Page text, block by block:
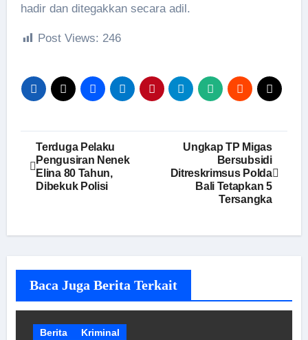
hadir dan ditegakkan secara adil.
Post Views: 246
Navigasi
pos
Terduga Pelaku
Pengusiran Nenek
Elina 80 Tahun,
Dibekuk Polisi
Ungkap TP Migas
Bersubsidi
Ditreskrimsus Polda
Bali Tetapkan 5
Tersangka
Baca Juga Berita Terkait
Berita Kriminal